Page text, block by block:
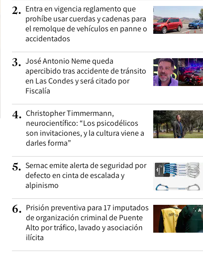
2. Entra en vigencia reglamento que
prohíbe usar cuerdas y cadenas para
el remolque de vehículos en panne o
accidentados
3. José Antonio Neme queda
apercibido tras accidente de tránsito
en Las Condes y será citado por
Fiscalía
4. Christopher Timmermann,
neurocientífico: “Los psicodélicos
son invitaciones, y la cultura viene a
darles forma”
5. Sernac emite alerta de seguridad por
defecto en cinta de escalada y
alpinismo
6. Prisión preventiva para 17 imputados
de organización criminal de Puente
Alto por tráfico, lavado y asociación
ilícita